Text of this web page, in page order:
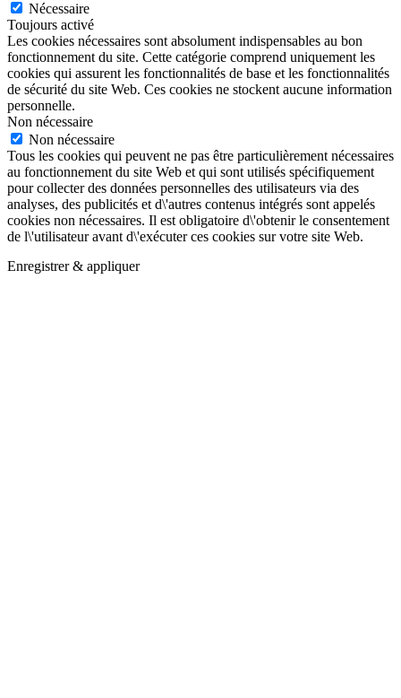
Nécessaire
Toujours activé
Les cookies nécessaires sont absolument indispensables au bon
fonctionnement du site. Cette catégorie comprend uniquement les
cookies qui assurent les fonctionnalités de base et les fonctionnalités
de sécurité du site Web. Ces cookies ne stockent aucune information
personnelle.
Non nécessaire
Non nécessaire
Tous les cookies qui peuvent ne pas être particulièrement nécessaires
au fonctionnement du site Web et qui sont utilisés spécifiquement
pour collecter des données personnelles des utilisateurs via des
analyses, des publicités et d\'autres contenus intégrés sont appelés
cookies non nécessaires. Il est obligatoire d\'obtenir le consentement
de l\'utilisateur avant d\'exécuter ces cookies sur votre site Web.
Enregistrer & appliquer